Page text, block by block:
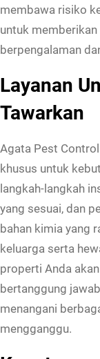
membawa risiko
untuk
berpengalaman
Layanan
Tawarkan
Agata Pest
khusus untuk
langkah-langkah
yang sesuai, dan
bahan kimia yang
keluarga serta
properti Anda
bertanggung
menangani
mengganggu.